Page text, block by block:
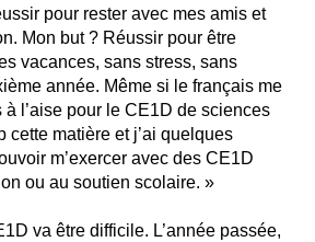
pour rester avec mes amis et
Mon but ? Réussir pour être
vacances, sans stress, sans
année. Même si le français me
à l’aise pour le CE1D de sciences
cette matière et j’ai quelques
m’exercer avec des CE1D
ou au soutien scolaire. »
va être difficile. L’année passée,